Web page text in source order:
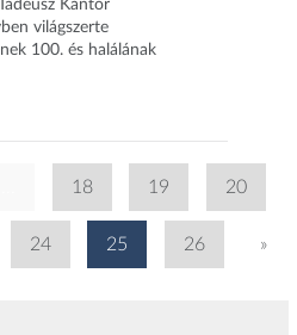
Kantor
világszerte
100. és halálának
18 19 20
24 25 26 »